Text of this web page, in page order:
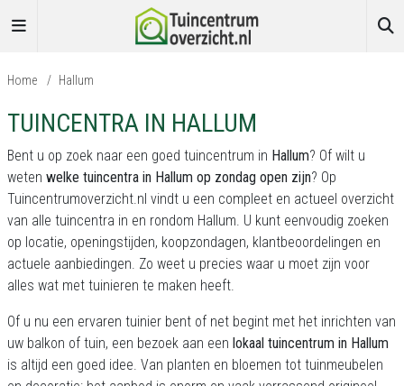
Home / Hallum
TUINCENTRA IN HALLUM
Bent u op zoek naar een goed tuincentrum in Hallum? Of wilt u
weten welke tuincentra in Hallum op zondag open zijn? Op
Tuincentrumoverzicht.nl vindt u een compleet en actueel overzicht
van alle tuincentra in en rondom Hallum. U kunt eenvoudig zoeken
op locatie, openingstijden, koopzondagen, klantbeoordelingen en
actuele aanbiedingen. Zo weet u precies waar u moet zijn voor
alles wat met tuinieren te maken heeft.
Of u nu een ervaren tuinier bent of net begint met het inrichten van
uw balkon of tuin, een bezoek aan een lokaal tuincentrum in Hallum
is altijd een goed idee. Van planten en bloemen tot tuinmeubelen